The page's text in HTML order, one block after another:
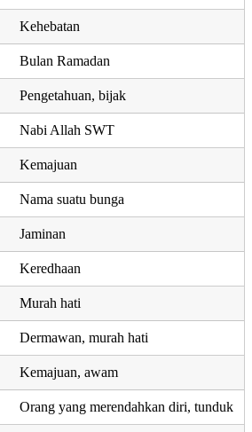
Kehebatan
Bulan Ramadan
Pengetahuan, bijak
Nabi Allah SWT
Kemajuan
Nama suatu bunga
Jaminan
Keredhaan
Murah hati
Dermawan, murah hati
Kemajuan, awam
Orang yang merendahkan diri, tunduk